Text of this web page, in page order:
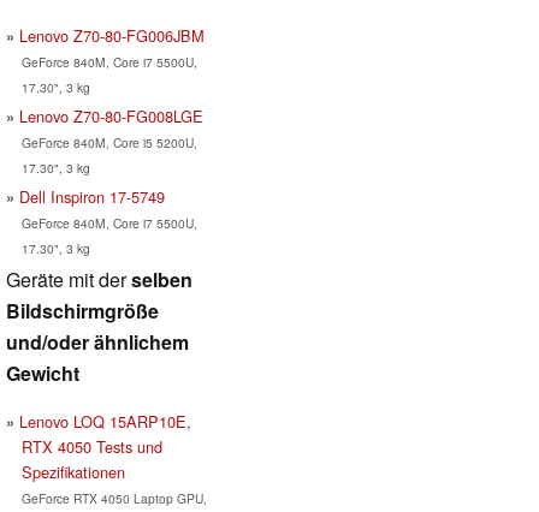
Lenovo Z70-80-FG006JBM
GeForce 840M, Core i7 5500U,
17.30", 3 kg
Lenovo Z70-80-FG008LGE
GeForce 840M, Core i5 5200U,
17.30", 3 kg
Dell Inspiron 17-5749
GeForce 840M, Core i7 5500U,
17.30", 3 kg
Geräte mit derselben
Bildschirmgröße
und/oder ähnlichem
Gewicht
Lenovo LOQ 15ARP10E,
RTX 4050 Tests und
Spezifikationen
GeForce RTX 4050 Laptop GPU,